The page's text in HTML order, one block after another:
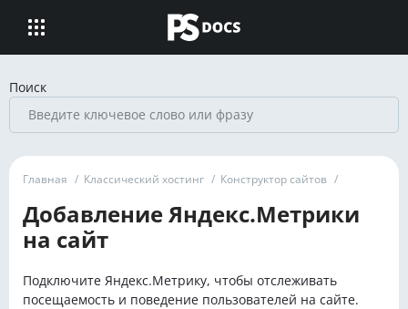
Поиск
Главная / Классический хостинг / Конструктор сайтов /
Добавление Яндекс.Метрики
на сайт
Подключите Яндекс.Метрику, чтобы отслеживать
посещаемость и поведение пользователей на сайте.